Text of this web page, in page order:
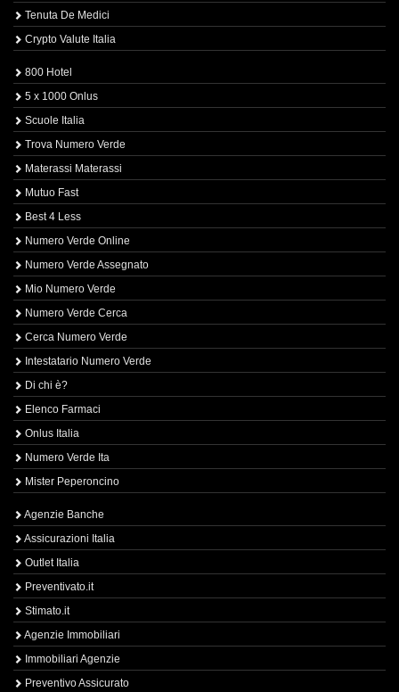
Tenuta De Medici
Crypto Valute Italia
800 Hotel
5 x 1000 Onlus
Scuole Italia
Trova Numero Verde
Materassi Materassi
Mutuo Fast
Best 4 Less
Numero Verde Online
Numero Verde Assegnato
Mio Numero Verde
Numero Verde Cerca
Cerca Numero Verde
Intestatario Numero Verde
Di chi è?
Elenco Farmaci
Onlus Italia
Numero Verde Ita
Mister Peperoncino
Agenzie Banche
Assicurazioni Italia
Outlet Italia
Preventivato.it
Stimato.it
Agenzie Immobiliari
Immobiliari Agenzie
Preventivo Assicurato